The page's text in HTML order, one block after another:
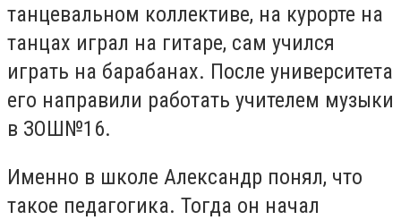
танцевальном коллективе, на курорте на
танцах играл на гитаре, сам учился
играть на барабанах. После университета
его направили работать учителем музыки
в ЗОШ№16.
Именно в школе Александр понял, что
такое педагогика. Тогда он начал